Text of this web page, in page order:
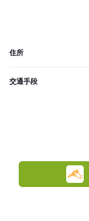
住所
交通手段